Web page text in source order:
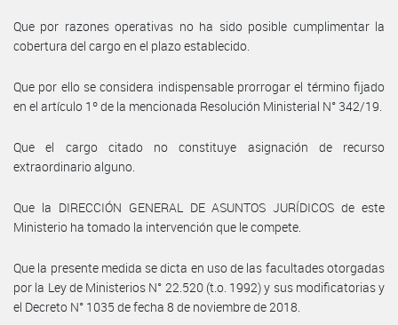
Que por razones operativas no ha sido posible cumplimentar la
cobertura del cargo en el plazo establecido.
Que por ello se considera indispensable prorrogar el término fijado
en el artículo 1º de la mencionada Resolución Ministerial N° 342/19.
Que el cargo citado no constituye asignación de recurso
extraordinario alguno.
Que la DIRECCIÓN GENERAL DE ASUNTOS JURÍDICOS de este
Ministerio ha tomado la intervención que le compete.
Que la presente medida se dicta en uso de las facultades otorgadas
por la Ley de Ministerios N° 22.520 (t.o. 1992) y sus modificatorias y
el Decreto N° 1035 de fecha 8 de noviembre de 2018.